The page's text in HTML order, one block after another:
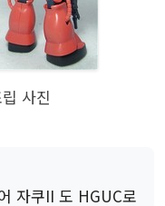
사진
자쿠II 도 HGUC로